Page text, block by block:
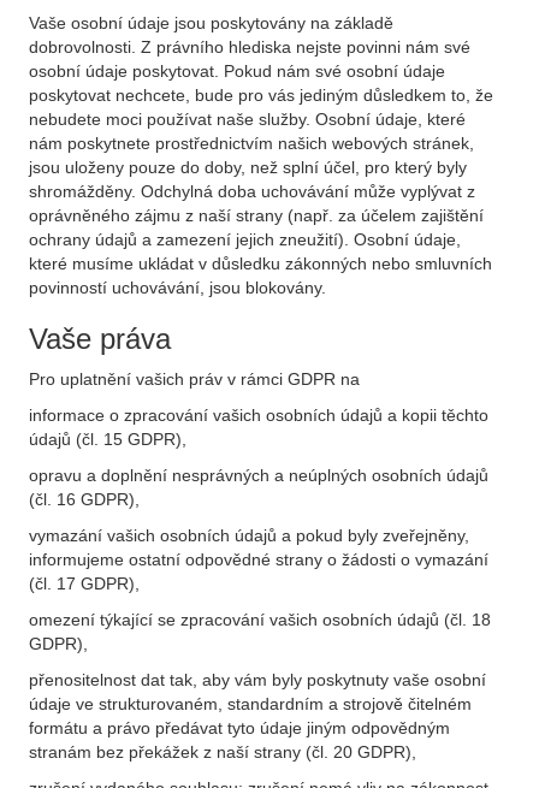
Vaše osobní údaje jsou poskytovány na základě
dobrovolnosti. Z právního hlediska nejste povinni nám své
osobní údaje poskytovat. Pokud nám své osobní údaje
poskytovat nechcete, bude pro vás jediným důsledkem to, že
nebudete moci používat naše služby. Osobní údaje, které
nám poskytnete prostřednictvím našich webových stránek,
jsou uloženy pouze do doby, než splní účel, pro který byly
shromážděny. Odchylná doba uchovávání může vyplývat z
oprávněného zájmu z naší strany (např. za účelem zajištění
ochrany údajů a zamezení jejich zneužití). Osobní údaje,
které musíme ukládat v důsledku zákonných nebo smluvních
povinností uchovávání, jsou blokovány.
Vaše práva
Pro uplatnění vašich práv v rámci GDPR na
informace o zpracování vašich osobních údajů a kopii těchto
údajů (čl. 15 GDPR),
opravu a doplnění nesprávných a neúplných osobních údajů
(čl. 16 GDPR),
vymazání vašich osobních údajů a pokud byly zveřejněny,
informujeme ostatní odpovědné strany o žádosti o vymazání
(čl. 17 GDPR),
omezení týkající se zpracování vašich osobních údajů (čl. 18
GDPR),
přenositelnost dat tak, aby vám byly poskytnuty vaše osobní
údaje ve strukturovaném, standardním a strojově čitelném
formátu a právo předávat tyto údaje jiným odpovědným
stranám bez překážek z naší strany (čl. 20 GDPR),